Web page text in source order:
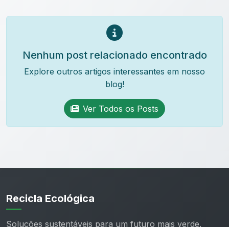
Nenhum post relacionado encontrado
Explore outros artigos interessantes em nosso
blog!
Ver Todos os Posts
Recicla Ecológica
Soluções sustentáveis para um futuro mais verde.